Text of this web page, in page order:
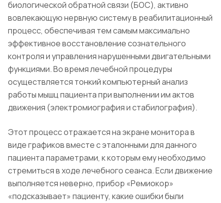
биологической обратной связи (БОС), активно
вовлекающую нервную систему в реабилитационный
процесс, обеспечивая тем самым максимально
эффективное восстановление сознательного
контроля и управления нарушенными двигательными
функциями. Во время лечебной процедуры
осуществляется тонкий компьютерный анализ
работы мышц пациента при выполнении им актов
движения (электромиография и стабилография).
Этот процесс отражается на экране монитора в
виде графиков вместе с эталонными для данного
пациента параметрами, к которым ему необходимо
стремиться в ходе лечебного сеанса. Если движение
выполняется неверно, прибор «Ремиокор»
«подсказывает» пациенту, какие ошибки были